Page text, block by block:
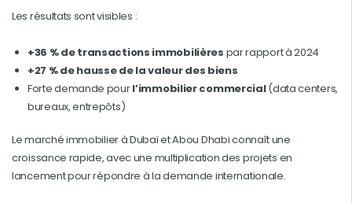
Les résultats sont visibles :
+36 % de transactions immobilières par rapport à 2024
+27 % de hausse de la valeur des biens
Forte demande pourl’immobilier commercial(data centers,
bureaux, entrepôts)
Le marché immobilier à Dubaï et Abou Dhabi connaît une
croissance rapide, avec une multiplication des projets en
lancement pour répondre à la demande internationale.